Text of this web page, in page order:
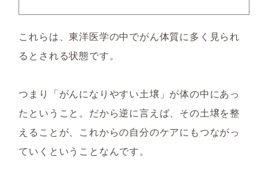
これらは、東洋医学の中でがん体質に多く見られ
るとされる状態です。
つまり「がんになりやすい土壌」が体の中にあっ
たということ。だから逆に言えば、その土壌を整
えることが、これからの自分のケアにもつながっ
ていくということなんです。